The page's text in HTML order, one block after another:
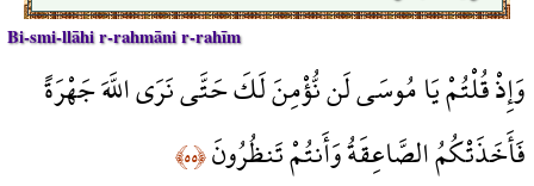
Bi-smi-llāhi r-rahmāni r-rahīm
وَإِذْ قُلْتُمْ يَا مُوسَى لَن نُّؤْمِنَ لَكَ حَتَّى نَرَى اللَّهَ جَهْرَةً
فَأَخَذَتْكُمُ الصَّاعِقَةُ وَأَنتُمْ تَنظُرُونَ﴿٥٥﴾